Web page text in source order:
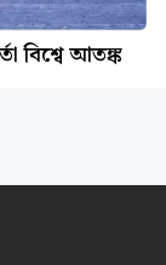
বিশ্বে আতঙ্ক